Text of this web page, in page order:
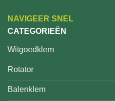
NAVIGEER SNEL
CATEGORIEËN
Witgoedklem
Rotator
Balenklem